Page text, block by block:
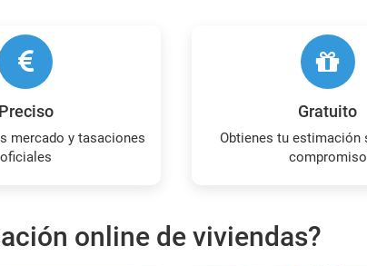
Preciso
oficiales
Gratuito
Obtienes tu estimación sin coste ni
compromiso
online de viviendas?